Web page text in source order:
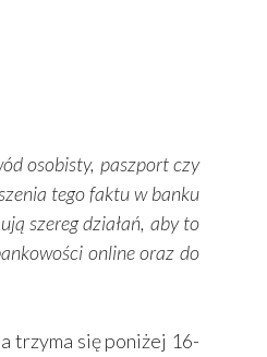
osobisty, paszport czy
tego faktu w banku
szereg działań, aby to
online oraz do
trzyma się poniżej 16-